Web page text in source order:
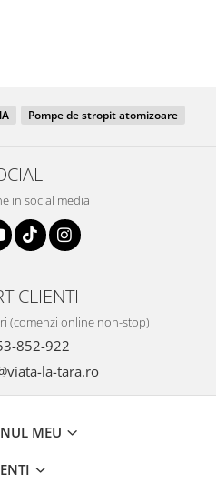
Pompe de stropit atomizoare
in social media
CLIENTI
(comenzi online non-stop)
852-922
la-tara.ro
MEU